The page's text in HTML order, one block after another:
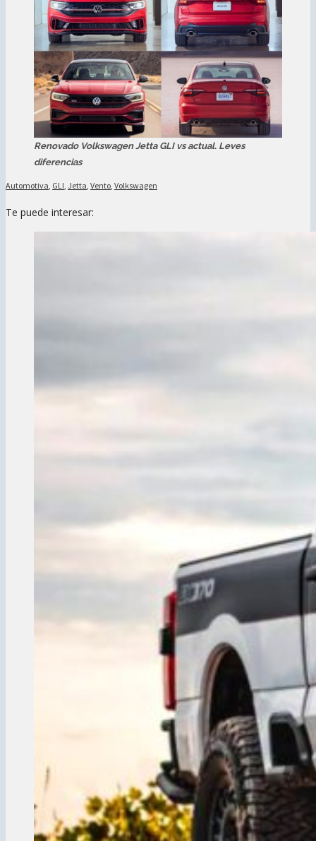
Renovado Volkswagen Jetta GLI vs actual. Leves
diferencias
Automotiva, GLI, Jetta, Vento, Volkswagen
Te puede interesar: